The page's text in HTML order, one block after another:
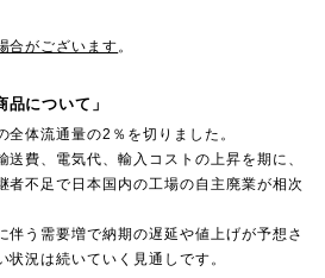
合がございます。
品について」
体流通量の2％を切りました。
費、電気代、輸入コストの上昇を期に、
者不足で日本国内の工場の自主廃業が相次
伴う需要増で納期の遅延や値上げが予想さ
況は続いていく見通しです。